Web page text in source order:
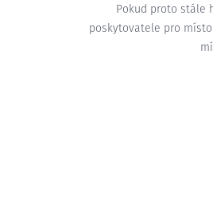
Pokud proto stále
poskytovatele pro